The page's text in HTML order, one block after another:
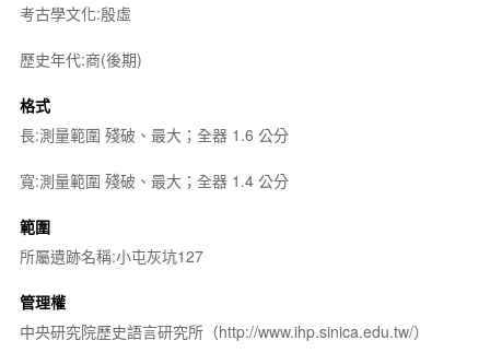
考古學文化:殷虛
歷史年代:商(後期)
格式
長:測量範圍 殘破、最大；全器 1.6 公分
寬:測量範圍 殘破、最大；全器 1.4 公分
範圍
所屬遺跡名稱:小屯灰坑127
管理權
中央研究院歷史語言研究所（http://www.ihp.sinica.edu.tw/）